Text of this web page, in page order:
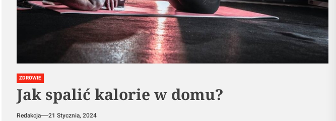
ZDROWIE
Jak spalić kalorie w domu?
Redakcja 21 Stycznia, 2024